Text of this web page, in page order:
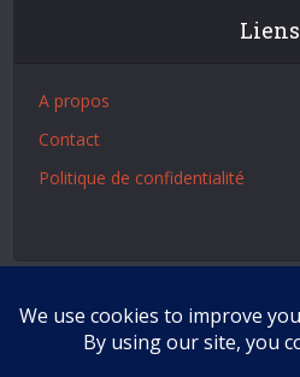
Liens
A propos
Contact
Politique de confidentialité